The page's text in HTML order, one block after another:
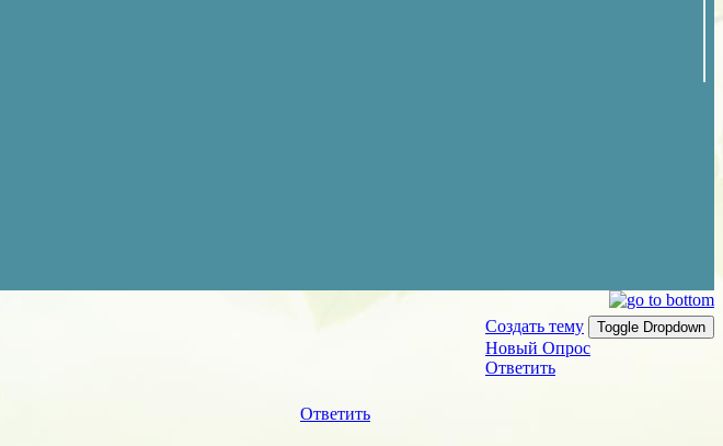
Создать тему
Toggle Dropdown
Новый Опрос
Ответить
Ответить